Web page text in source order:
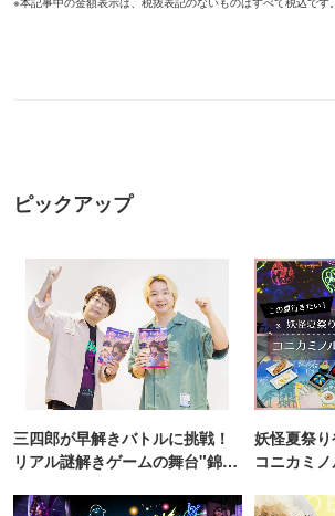
ピックアップ
三四郎が早解きバトルに挑戦！
リアル謎解きゲームの舞台"錦糸
妖怪夏祭り
コニカミ